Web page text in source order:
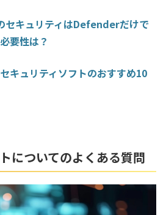
キュリティはDefenderだけで
要性は？
セキュリティソフトのおすすめ10
についてのよくある質問